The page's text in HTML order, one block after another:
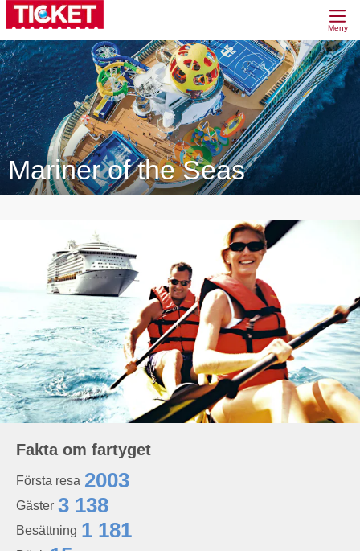
Meny
Mariner of the Seas
Fakta om fartyget
Första resa 2003
Gäster 3 138
Besättning 1 181